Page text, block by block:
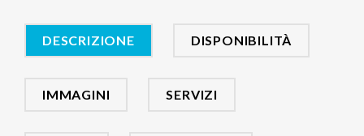
DESCRIZIONE DISPONIBILITÀ
IMMAGINI SERVIZI